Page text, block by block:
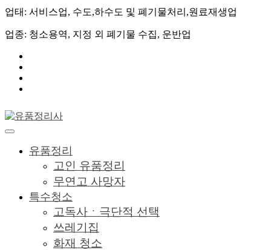
업태: 서비스업, 수도,하수도 및 폐기물처리,원료재생업
업종: 청소용역, 지정 외 폐기물 수집, 운반업
유품정리
고인 유품정리
무연고 사망자
특수청소
고독사ㆍ극단적 선택
쓰레기집
화재 청소